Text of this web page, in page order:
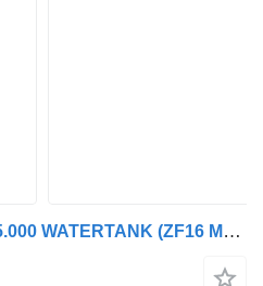
MAN TGA 26.310 A 6x2 15.000 WATERTANK (ZF16 MANUAL GEARBOX / STEEL S